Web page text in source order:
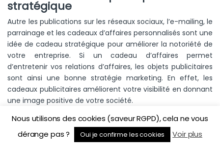
stratégique
Autre les publications sur les réseaux sociaux, l’e-mailing, le
parrainage et les cadeaux d’affaires personnalisés sont une
idée de cadeau stratégique pour améliorer la notoriété de
votre entreprise. Si un cadeau d’affaires permet
d’entretenir vos relations d’affaires, les objets publicitaires
sont ainsi une bonne stratégie marketing. En effet, les
cadeaux publicitaires améliorent votre visibilité en donnant
une image positive de votre société.
Afin d’atteindre les objectifs fixés dans la réalisation de
votre projet de CE, tâchez de dénicher des offres
innovantes, c’est-à-dire suivre la tendance du moment. Le
Nous utilisons des cookies (saveur RGPD), cela ne vous
dérange pas ?
Oui je confirme les cookies Voir plus